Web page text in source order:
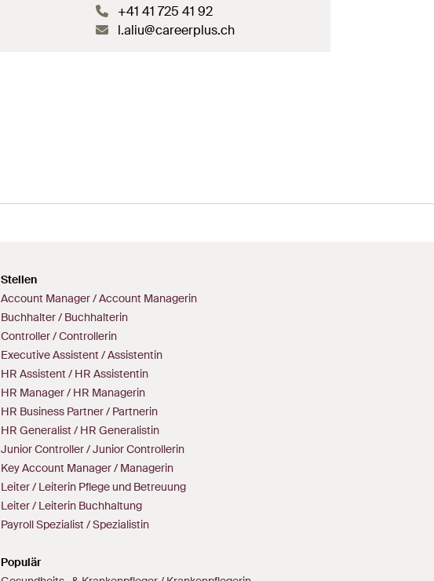
+41 41 725 41 92
l.aliu@careerplus.ch
Stellen
Account Manager / Account Managerin
Buchhalter / Buchhalterin
Controller / Controllerin
Executive Assistent / Assistentin
HR Assistent / HR Assistentin
HR Manager / HR Managerin
HR Business Partner / Partnerin
HR Generalist / HR Generalistin
Junior Controller / Junior Controllerin
Key Account Manager / Managerin
Leiter / Leiterin Pflege und Betreuung
Leiter / Leiterin Buchhaltung
Payroll Spezialist / Spezialistin
Populär